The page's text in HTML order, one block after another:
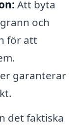
Att byta
och
för att
garanterar
det faktiska